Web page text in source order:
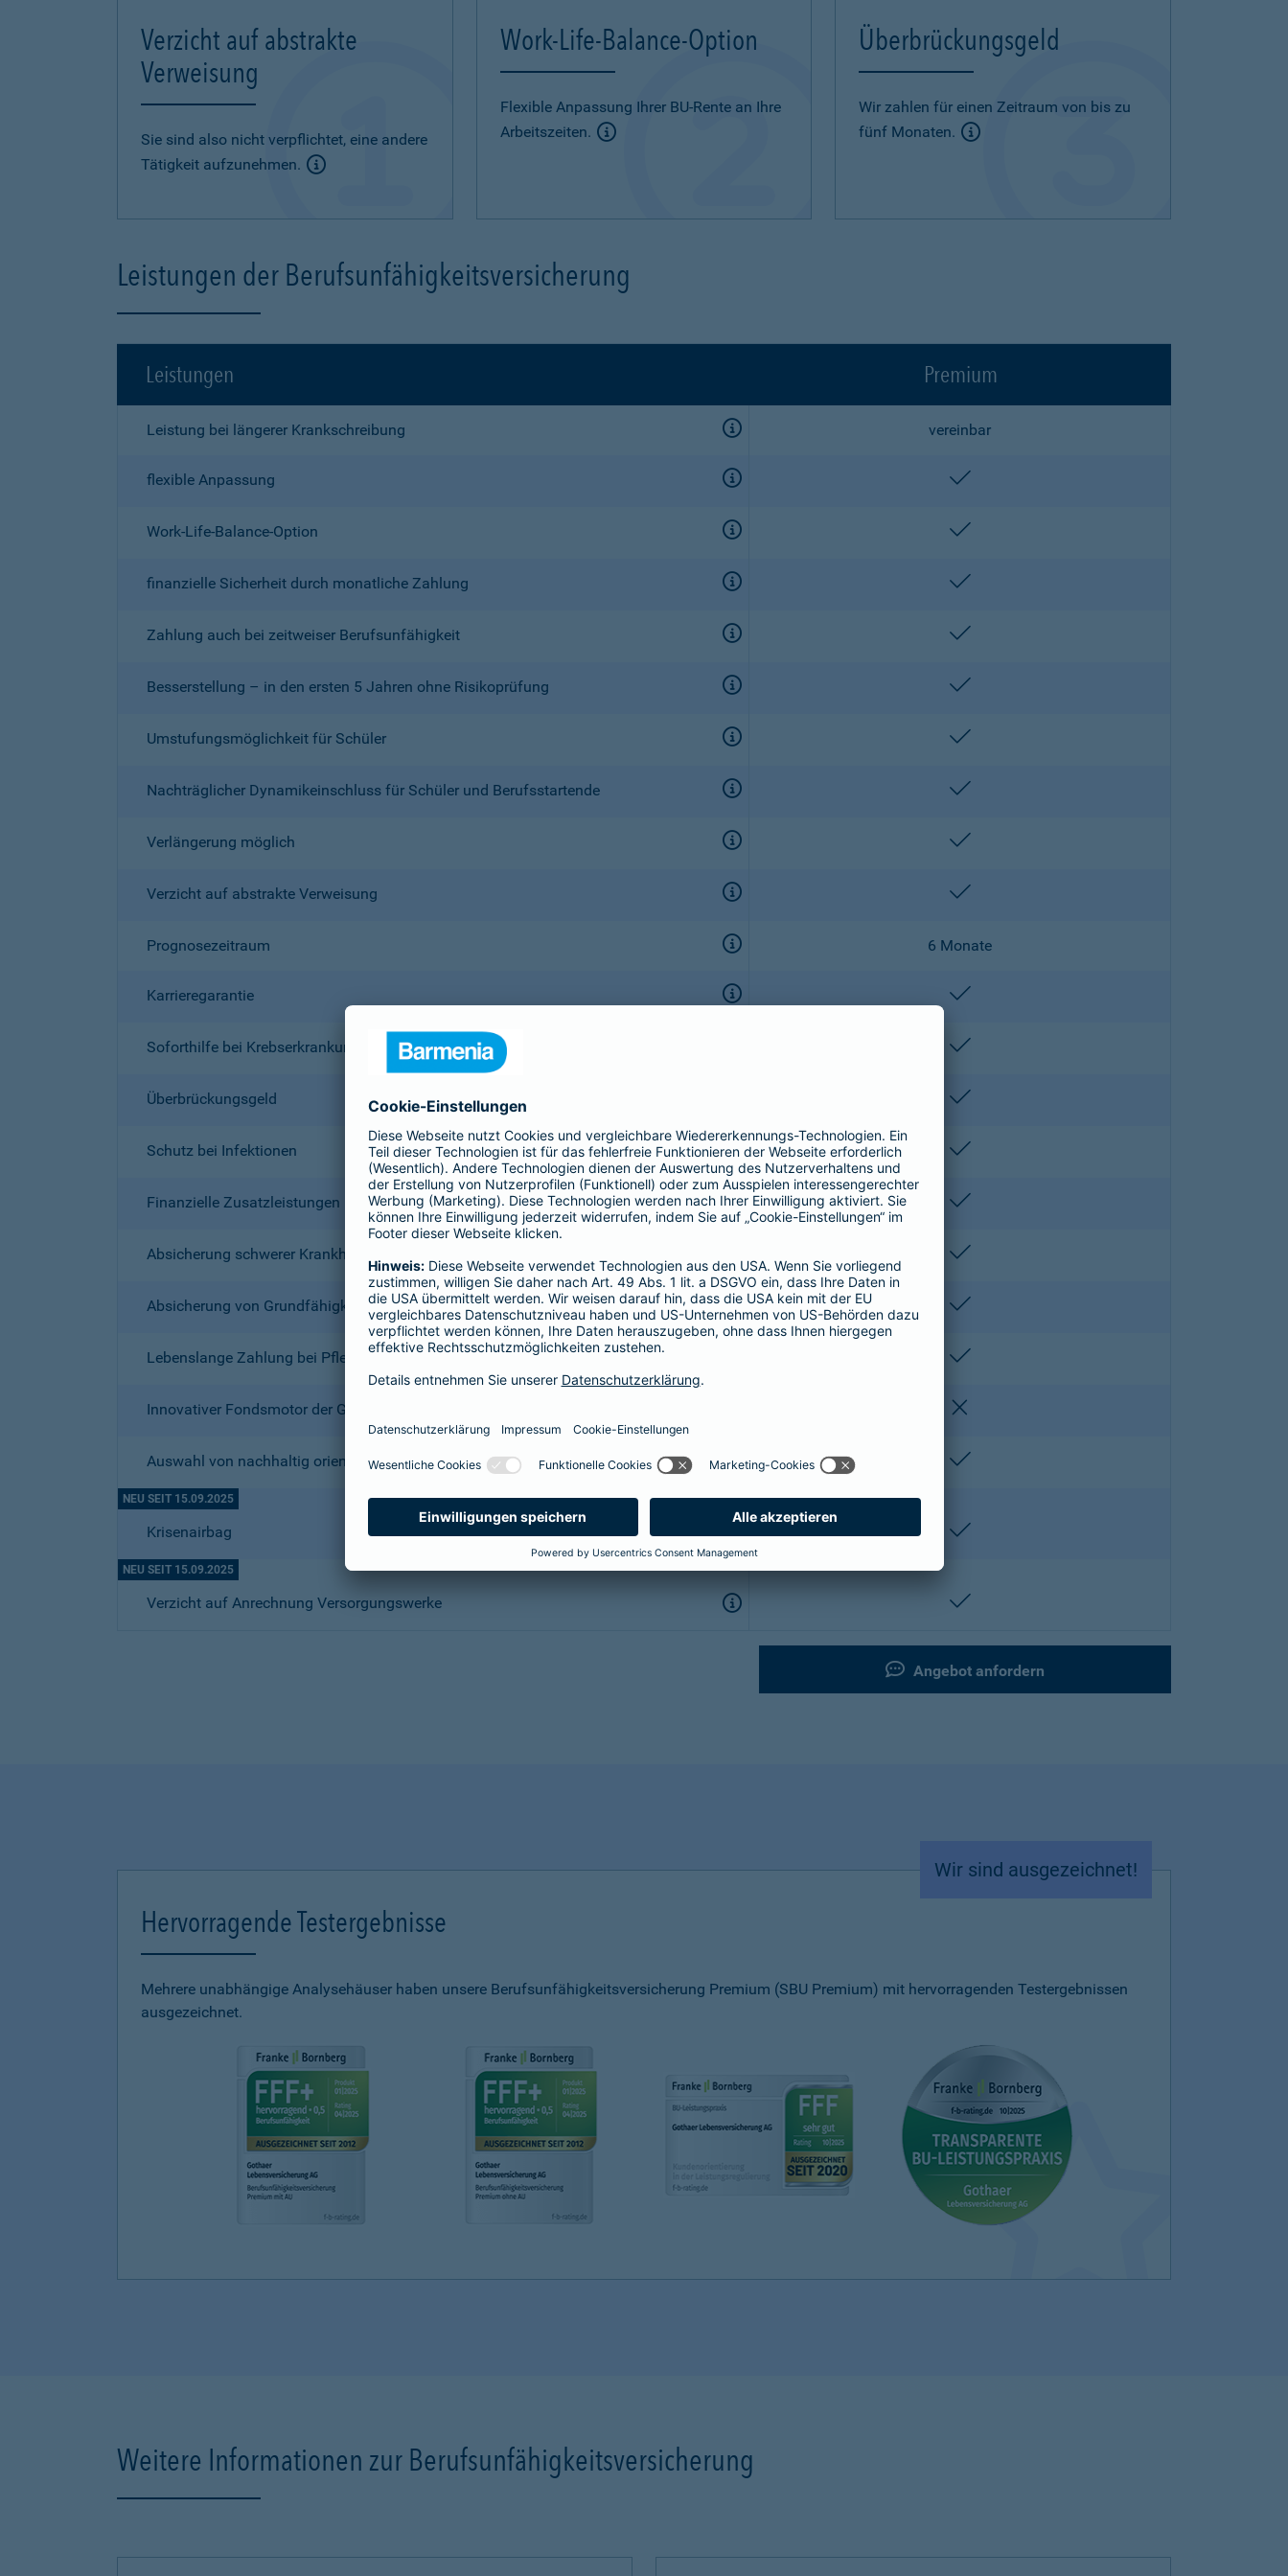
Verzicht auf abstrakte
Verweisung
Sie sind also nicht verpflichtet, eine andere
Tätigkeit aufzunehmen.
Work-Life-Balance-Option
Flexible Anpassung Ihrer BU-Rente an Ihre
Arbeitszeiten.
Überbrückungsgeld
Wir zahlen für einen Zeitraum von bis zu
fünf Monaten.
Leistungen der Berufsunfähigkeitsversicherung
Leistungen Premium
Leistung bei längerer Krankschreibung vereinbar
flexible Anpassung enthalten
Work-Life-Balance-Option enthalten
finanzielle Sicherheit durch monatliche Zahlung enthalten
Zahlung auch bei zeitweiser Berufsunfähigkeit enthalten
Besserstellung – in den ersten 5 Jahren ohne Risikoprüfung enthalten
Umstufungsmöglichkeit für Schüler enthalten
Nachträglicher Dynamikeinschluss für Schüler und Berufsstartende enthalten
Verlängerung möglich enthalten
Verzicht auf abstrakte Verweisung enthalten
Prognosezeitraum 6 Monate
Karrieregarantie enthalten
Soforthilfe bei Krebserkrankung für 18 Monate enthalten
Überbrückungsgeld enthalten
Schutz bei Infektionen enthalten
Finanzielle Zusatzleistungen (z. B. Reha) enthalten
Absicherung schwerer Krankheiten eigener Kinder enthalten
Absicherung von Grundfähigkeiten enthalten
Lebenslange Zahlung bei Pflegebedürftigkeit enthalten
Innovativer Fondsmotor der Gothaer
Auswahl von nachhaltig orientierten Fonds enthalten
NEU SEIT 15.09.2025
Krisenairbag enthalten
NEU SEIT 15.09.2025
Verzicht auf Anrechnung Versorgungswerke enthalten
Angebot anfordern
Wir sind ausgezeichnet!
Hervorragende Testergebnisse
Mehrere unabhängige Analysehäuser haben unsere Berufsunfähigkeitsversicherung Premium (SBU Premium) mit hervorragenden Testergebnissen
ausgezeichnet.
Weitere Informationen zur Berufsunfähigkeitsversicherung